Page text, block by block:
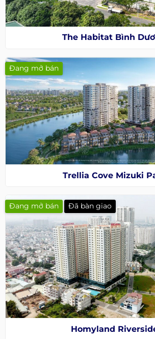
The Habitat Bình
Đang mở bán
Trellia Cove Mizuki
Đang mở bán Đã bàn giao
Homyland